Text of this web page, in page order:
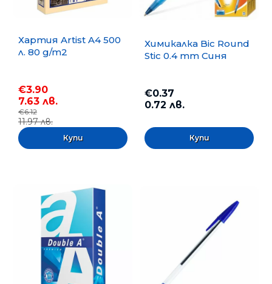
Хартия Artist A4 500
л. 80 g/m2
€3.90
7.63 лв.
€6.12
11.97 лв.
Химикалка Bic Round
Stic 0.4 mm Синя
€0.37
0.72 лв.